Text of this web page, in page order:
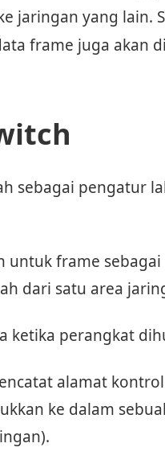
jaringan yang lain.
frame juga akan
sebagai pengatur
untuk frame
dari satu area
ketika perangkat
alamat
ke dalam